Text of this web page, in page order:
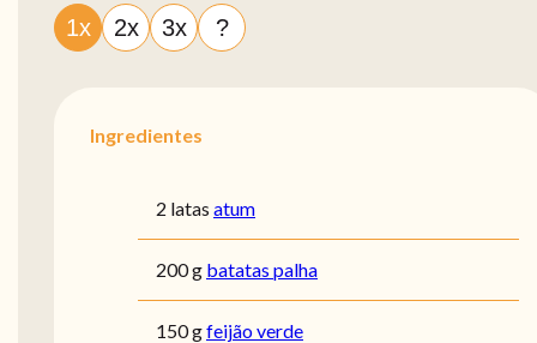
1x 2x 3x ?
Ingredientes
2 latas atum
200 g batatas palha
150 gfeijão verde